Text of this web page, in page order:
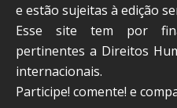
e estão sujeitas à edição
Esse site tem por
pertinentes a Direitos
internacionais.
Participe! comente! e